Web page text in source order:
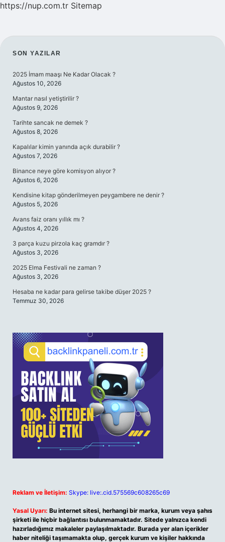
https://nup.com.tr Sitemap
SIDEBAR
SON YAZILAR
2025 İmam maaşı Ne Kadar Olacak ?
Ağustos 10, 2026
Mantar nasıl yetiştirilir ?
Ağustos 9, 2026
Tarihte sancak ne demek ?
Ağustos 8, 2026
Kapalılar kimin yanında açık durabilir ?
Ağustos 7, 2026
Binance neye göre komisyon alıyor ?
Ağustos 6, 2026
Kendisine kitap gönderilmeyen peygambere ne denir ?
Ağustos 5, 2026
Avans faiz oranı yıllık mı ?
Ağustos 4, 2026
3 parça kuzu pirzola kaç gramdır ?
Ağustos 3, 2026
2025 Elma Festivali ne zaman ?
Ağustos 3, 2026
Hesaba ne kadar para gelirse takibe düşer 2025 ?
Temmuz 30, 2026
Reklam ve İletişim: Skype: live:.cid.575569c608265c69
Yasal Uyarı: Bu internet sitesi, herhangi bir marka, kurum veya şahıs
şirketi ile hiçbir bağlantısı bulunmamaktadır. Sitede yalnızca kendi
hazırladığımız makaleler paylaşılmaktadır. Burada yer alan içerikler
haber niteliği taşımamakta olup, gerçek kurum ve kişiler hakkında